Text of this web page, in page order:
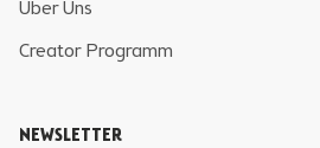
Über Uns
Creator Programm
NEWSLETTER